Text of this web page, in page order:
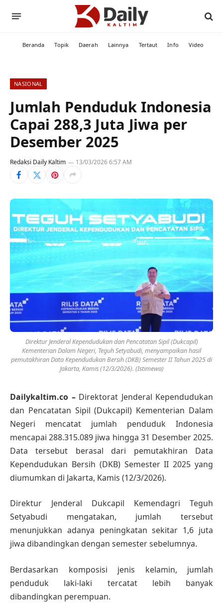
Beranda Topik Daerah Lainnya Tertaut Info Video
NASIONAL
Jumlah Penduduk Indonesia
Capai 288,3 Juta Jiwa per
Desember 2025
Redaksi Daily Kaltim 13/03/2026 6:57 AM
Direktur Jenderal Kependudukan dan Pencatatan Sipil (Dukcapil)
Kementerian Dalam Negeri, Teguh Setyabudi, menyampaikan hasil
pemutakhiran Data Kependudukan Bersih (DKB) Semester II Tahun 2025 di
Jakarta, Kamis (12/3/2026). (Istimewa)
Dailykaltim.co – Direktorat Jenderal Kependudukan
dan Pencatatan Sipil (Dukcapil) Kementerian Dalam
Negeri mencatat jumlah penduduk Indonesia
mencapai 288.315.089 jiwa hingga 31 Desember 2025.
Data tersebut berasal dari pemutakhiran Data
Kependudukan Bersih (DKB) Semester II 2025 yang
diumumkan di Jakarta, Kamis (12/3/2026).
Direktur Jenderal Dukcapil Kemendagri Teguh
Setyabudi mengatakan, jumlah tersebut
menunjukkan adanya peningkatan sekitar 1,6 juta
jiwa dibandingkan dengan semester sebelumnya.
Berdasarkan komposisi jenis kelamin, jumlah
penduduk laki-laki tercatat lebih banyak
dibandingkan perempuan.